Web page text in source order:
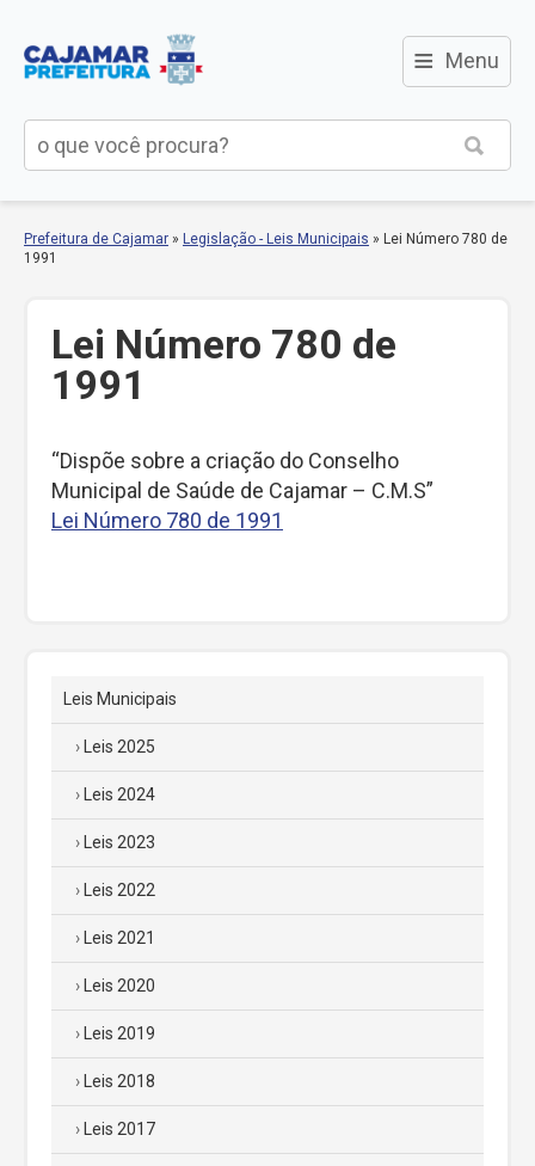
≡ Menu
Prefeitura de Cajamar » Legislação - Leis Municipais » Lei Número 780 de
1991
Lei Número 780 de
1991
“Dispõe sobre a criação do Conselho
Municipal de Saúde de Cajamar – C.M.S”
Lei Número 780 de 1991
Leis Municipais
Leis 2025
Leis 2024
Leis 2023
Leis 2022
Leis 2021
Leis 2020
Leis 2019
Leis 2018
Leis 2017